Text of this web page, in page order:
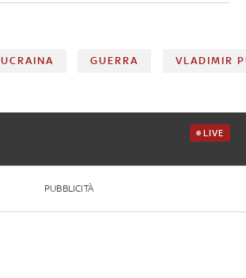
UCRAINA GUERRA VLADIMIR
LIVE
PUBBLICITÀ